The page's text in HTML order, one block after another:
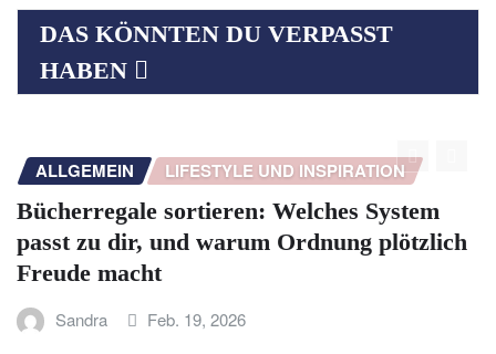
Beiträge
DAS KÖNNTEN DU VERPASST
HABEN
ALLGEMEIN LIFESTYLE UND INSPIRATION
Bücherregale sortieren: Welches System
passt zu dir, und warum Ordnung plötzlich
Freude macht
Sandra Feb. 19, 2026